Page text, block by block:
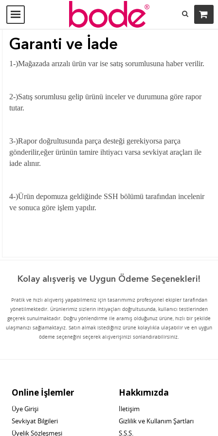
Garanti ve İade
1-)Mağazada arızalı ürün var ise satış sorumlusuna haber verilir.
2-)Satış sorumlusu gelip ürünü inceler ve durumuna göre rapor
tutar.
3-)Rapor doğrultusunda parça desteği gerekiyorsa parça
gönderilir,eğer ürünün tamire ihtiyacı varsa sevkiyat araçları ile
iade alınır.
4-)Ürün depomuza geldiğinde SSH bölümü tarafından incelenir
ve sonuca göre işlem yapılır.
Kolay alışveriş ve Uygun Ödeme Seçenekleri!
Pratik ve hızlı alışveriş yapabilmeniz için tasarımımız profesyonel ekipler tarafından
yönetilmektedir. Ürünlerimiz sizlerin ihtiyaçları doğrultusunda, kullanıcı testlerinden
geçerek sunulmaktadır. Doğru yönlendirme ile aramış olduğunuz ürüne, hızlı bir şekilde
ulaşmanızı sağlamaktayız. Satın almak istediğiniz ürüne kolaylıkla ulaşabilir ve en uygun
ödeme seçeneğini seçerek alışverişinizi sonlandırabilirsiniz.
Online İşlemler
Üye Girişi
Sevkiyat Bilgileri
Üyelik Sözleşmesi
Hakkımızda
İletişim
Gizlilik ve Kullanım Şartları
S.S.S.